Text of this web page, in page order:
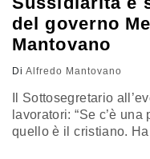
del governo
Mantovano
Di Alfredo Mantovano
Il Sottosegretario
lavoratori: “Se c’è
quello è il cristiano.